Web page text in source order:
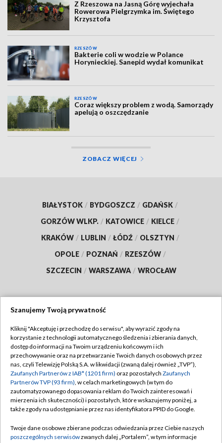
Z Rzeszowa na Jasną Górę wyjechała
Rowerowa Pielgrzymka im. Świętego
Krzysztofa
RZESZÓW
Bakterie coli w wodzie w Polance
Horynieckiej. Sanepid wydał komunikat
RZESZÓW
Coraz większy problem z wodą. Samorządy
apelują o oszczędzanie
ZOBACZ WIĘCEJ
BIAŁYSTOK / BYDGOSZCZ / GDAŃSK /
GORZÓW WLKP. / KATOWICE / KIELCE /
KRAKÓW / LUBLIN / ŁÓDŹ / OLSZTYN /
OPOLE / POZNAŃ / RZESZÓW /
SZCZECIN / WARSZAWA / WROCŁAW
TVP
Abonament TVP
Emisja w TVP
Centrum informacji TVP
Naziemna Telewizja Cyfrowa
Rada Programowa
Regulamin TVP
Polityka prywatności
Moje zgody
Pomoc
Kontakt
Szanujemy Twoją prywatność
Kliknij "Akceptuję i przechodzę do serwisu", aby wyrazić zgody na
korzystanie z technologii automatycznego śledzenia i zbierania danych,
dostęp do informacji na Twoim urządzeniu końcowym i ich
przechowywanie oraz na przetwarzanie Twoich danych osobowych przez
nas, czyli Telewizję Polską S.A. w likwidacji (zwaną dalej również „TVP”),
Zaufanych Partnerów z IAB* (1201 firm) oraz pozostałych Zaufanych
Partnerów TVP (93 firm), w celach marketingowych (w tym do
zautomatyzowanego dopasowania reklam do Twoich zainteresowań i
mierzenia ich skuteczności) i pozostałych, które wskazujemy poniżej, a
także zgody na udostępnianie przez nas identyfikatora PPID do Google.
Twoje dane osobowe zbierane podczas odwiedzania przez Ciebie naszych
poszczególnych serwisówzwanych dalej „Portalem”, w tym informacje